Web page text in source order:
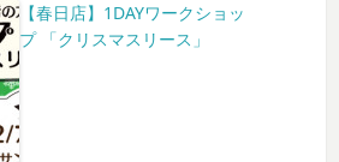
【春日店】1DAYワークショッ
プ 「クリスマスリース」